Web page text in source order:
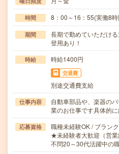
時間 8：00～16：55(実働8
期間
長期で勤めていただけ
登用あり！
時給 時給1400円
交通費
別途交通費支給
仕事内容
自動車部品や、楽器の
業のお仕事です具体的
応募資格
職種未経験OK / ブラン
★未経験者大歓迎（営
不問20～30代活躍中の